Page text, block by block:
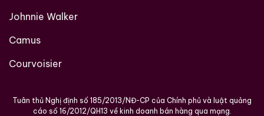
Johnnie Walker
Camus
Courvoisier
Tuân thủ Nghị định số 185/2013/NĐ-CP của Chính phủ và luật quảng
cáo số 16/2012/QH13 về kinh doanh bán hàng qua mạng.